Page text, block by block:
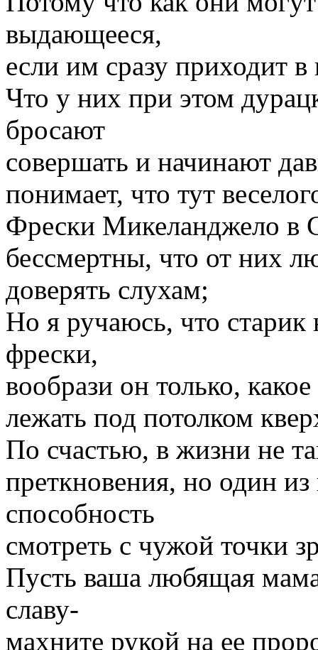
выдающееся,
если им сразу приходит в
Что у них при этом
бросают
совершать и начинают
понимает, что тут
Фрески Микеланджело в
бессмертны, что от них
доверять слухам;
Но я ручаюсь, что старик
фрески,
вообрази он только,
лежать под потолком
По счастью, в жизни не
преткновения, но один
способность
смотреть с чужой точки
Пусть ваша любящая
славу-
махните рукой на ее